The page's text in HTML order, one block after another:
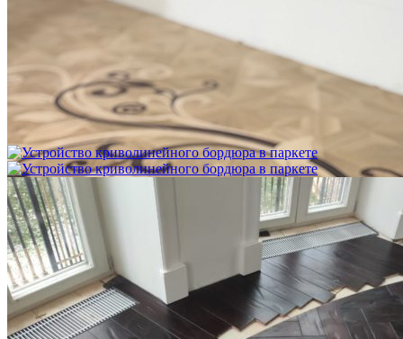
Межслойная шлифовка паркета
1 200 ₽